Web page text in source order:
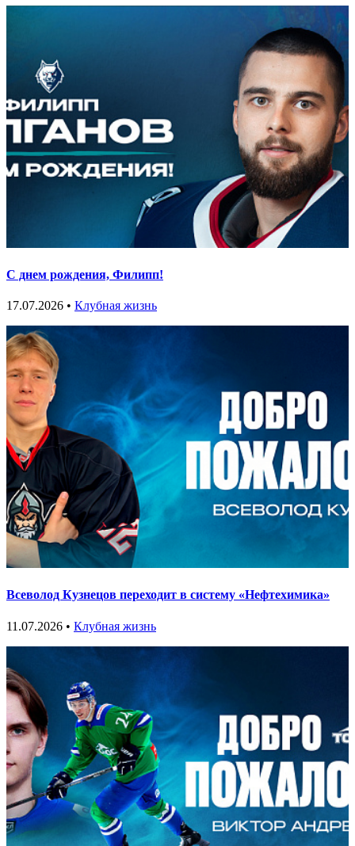
С днем рождения, Филипп!
17.07.2026 • Клубная жизнь
Всеволод Кузнецов переходит в систему «Нефтехимика»
11.07.2026 • Клубная жизнь